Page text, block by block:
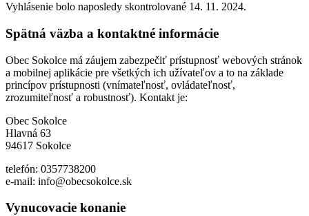
Vyhlásenie bolo naposledy skontrolované 14. 11. 2024.
Spätná väzba a kontaktné informácie
Obec Sokolce má záujem zabezpečiť prístupnosť webových stránok
a mobilnej aplikácie pre všetkých ich užívateľov a to na základe
princípov prístupnosti (vnímateľnosť, ovládateľnosť,
zrozumiteľnosť a robustnosť). Kontakt je:
Obec Sokolce
Hlavná 63
94617 Sokolce
telefón: 0357738200
e-mail: info@obecsokolce.sk
Vynucovacie konanie